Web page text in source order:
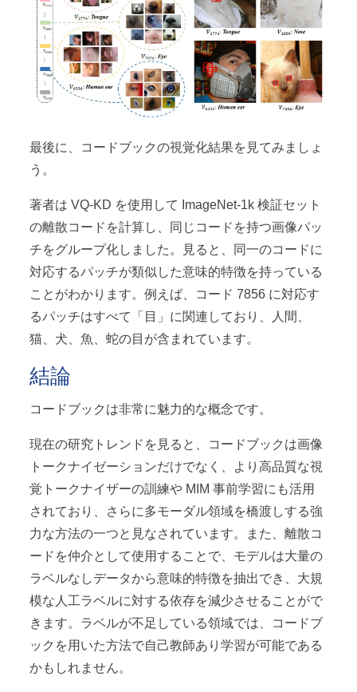
最後に、コードブックの視覚化結果を見てみましょ
う。
著者は VQ-KD を使用して ImageNet-1k 検証セット
の離散コードを計算し、同じコードを持つ画像パッ
チをグループ化しました。見ると、同一のコードに
対応するパッチが類似した意味的特徴を持っている
ことがわかります。例えば、コード 7856 に対応す
るパッチはすべて「目」に関連しており、人間、
猫、犬、魚、蛇の目が含まれています。
結論
コードブックは非常に魅力的な概念です。
現在の研究トレンドを見ると、コードブックは画像
トークナイゼーションだけでなく、より高品質な視
覚トークナイザーの訓練や MIM 事前学習にも活用
されており、さらに多モーダル領域を橋渡しする強
力な方法の一つと見なされています。また、離散コ
ードを仲介として使用することで、モデルは大量の
ラベルなしデータから意味的特徴を抽出でき、大規
模な人工ラベルに対する依存を減少させることがで
きます。ラベルが不足している領域では、コードブ
ックを用いた方法で自己教師あり学習が可能である
かもしれません。